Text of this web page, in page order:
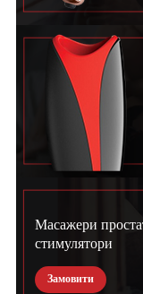
Масажери
стимулятори
Замовити